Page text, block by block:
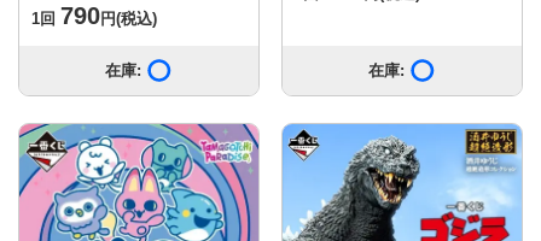
1回 790円(税込)
在庫: 在庫: